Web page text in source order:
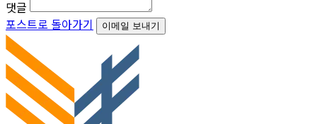
댓글
포스트로 돌아가기
이메일 보내기